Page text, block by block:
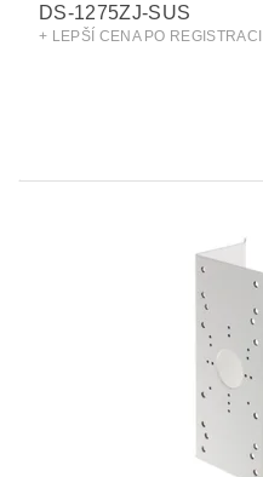
DS-1275ZJ-SUS
+ LEPŠÍ CENA PO REGISTRACI